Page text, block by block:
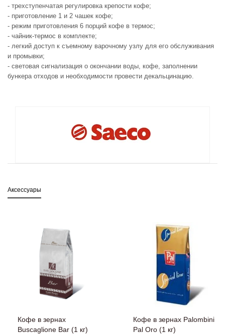
- трехступенчатая регулировка крепости кофе;
- приготовление 1 и 2 чашек кофе;
- режим приготовления 6 порций кофе в термос;
- чайник-термос в комплекте;
- легкий доступ к съемному варочному узлу для его обслуживания
и промывки;
- световая сигнализация о окончании воды, кофе, заполнении
бункера отходов и необходимости провести декальцинацию.
Аксессуары
Кофе в зернах
Buscaglione Bar (1 кг)
Кофе в зернах Palombini
Pal Oro (1 кг)